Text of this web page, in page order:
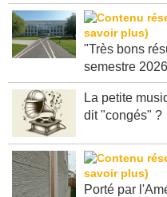
"Très bons
semestre 2026
La petite
dit "congés" ?
Porté par